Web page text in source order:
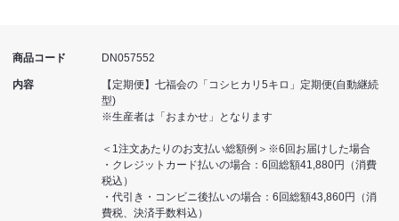
商品コード DN057552
内容
【定期便】七福会の「コシヒカリ5キロ」定期便(自動継続
型)
※生産者は「おまかせ」となります
＜1注文あたりのお支払い総額例＞※6回お届けした場合
・クレジットカード払いの場合：6回総額41,880円（消費
税込）
・代引き・コンビニ後払いの場合：6回総額43,860円（消
費税、決済手数料込）